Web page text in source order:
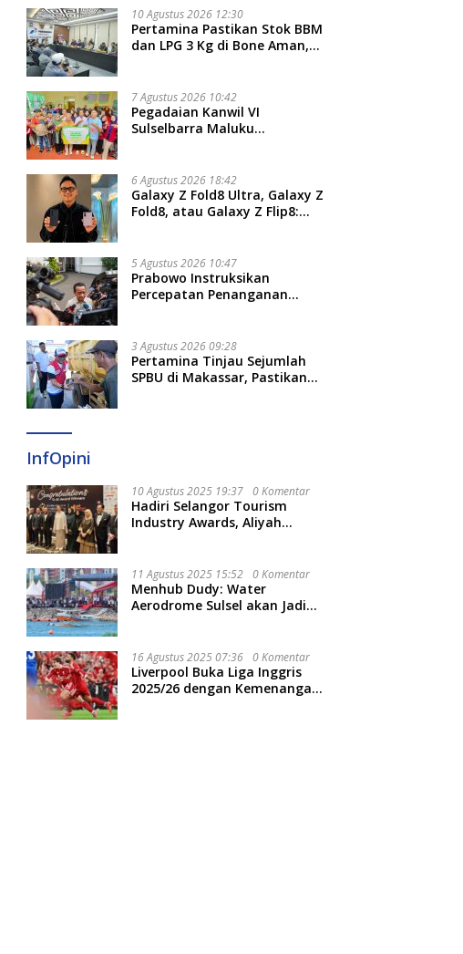
10 Agustus 2026 12:30
Pertamina Pastikan Stok BBM
dan LPG 3 Kg di Bone Aman,
7 Agustus 2026 10:42
Pegadaian Kanwil VI
Sulselbarra Maluku
Masyarakat
6 Agustus 2026 18:42
Galaxy Z Fold8 Ultra, Galaxy Z
Fold8, atau Galaxy Z Flip8:
5 Agustus 2026 10:47
Prabowo Instruksikan
Percepatan Penanganan
3 Agustus 2026 09:28
Pertamina Tinjau Sejumlah
SPBU di Makassar, Pastikan
InfOpini
10 Agustus 2025 19:37 0 Komentar
Hadiri Selangor Tourism
Industry Awards, Aliyah
11 Agustus 2025 15:52 0 Komentar
Menhub Dudy: Water
Aerodrome Sulsel akan Jadi
16 Agustus 2025 07:36 0 Komentar
Liverpool Buka Liga Inggris
2025/26 dengan Kemenangan,